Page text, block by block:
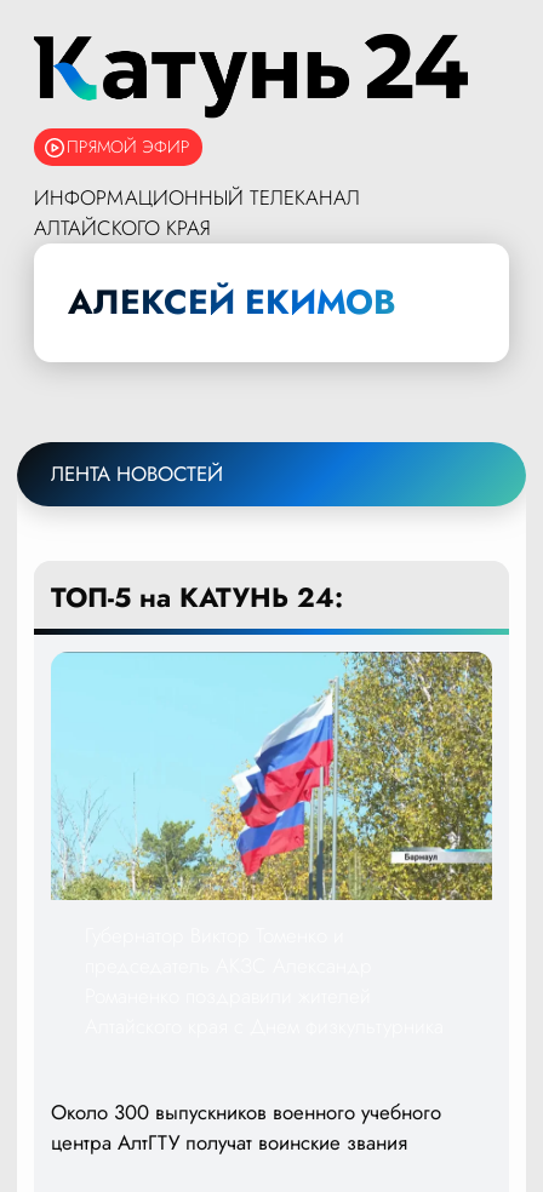
ПРЯМОЙ ЭФИР
ИНФОРМАЦИОННЫЙ ТЕЛЕКАНАЛ
АЛТАЙСКОГО КРАЯ
АЛЕКСЕЙ ЕКИМОВ
ЛЕНТА НОВОСТЕЙ
ТОП-5 на КАТУНЬ 24:
Около 300 выпускников военного учебного
центра АлтГТУ получат воинские звания